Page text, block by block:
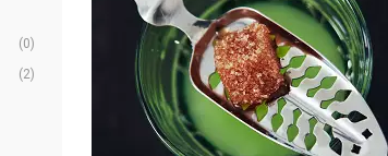
(0)
(2)